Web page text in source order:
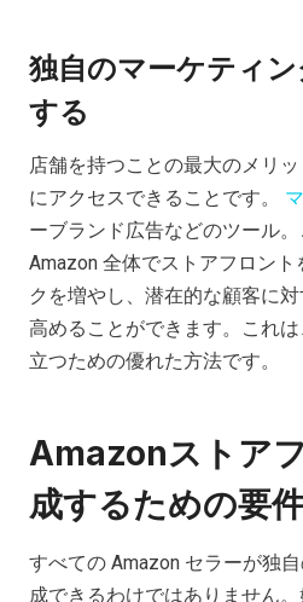
独自のマーケティ
する
店舗を持つことの最大のメリ
にアクセスできることです。
ーブランド広告などのツール。
Amazon 全体でストアフロン
クを増やし、潜在的な顧客に
高めることができます。これ
立つための優れた方法です。
Amazonストア
成するための要
すべての Amazon セラーが独
成できるわけではありません